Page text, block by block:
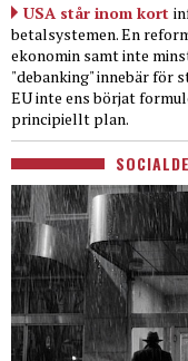
USA står inom kort
betalsystemen. En
ekonomin samt inte
"debanking" innebär för
EU inte ens börjat
principiellt plan.